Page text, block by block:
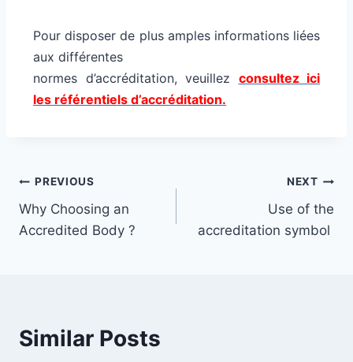
Pour disposer de plus amples informations liées
aux différentes
normes d’accréditation, veuillez consultez ici
les référentiels d’accréditation.
PREVIOUS
Why Choosing an
Accredited Body ?
NEXT
Use of the
accreditation symbol
Similar Posts